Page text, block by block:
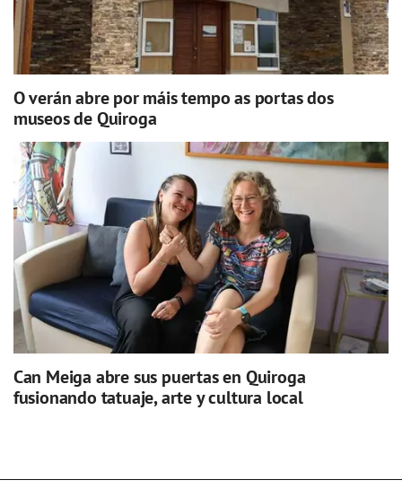
O verán abre por máis tempo as portas dos
museos de Quiroga
Can Meiga abre sus puertas en Quiroga
fusionando tatuaje, arte y cultura local